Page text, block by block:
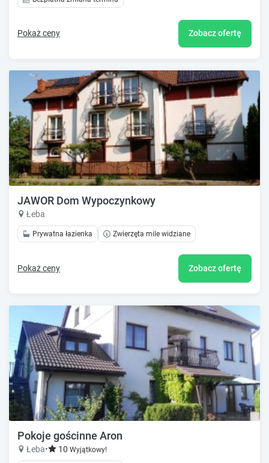
Pokaż ceny Zobacz ofertę
JAWOR Dom Wypoczynkowy
Łeba
Prywatna łazienka Zwierzęta mile widziane
Pokaż ceny Zobacz ofertę
Pokoje gościnne Aron
Łeba• 10 Wyjątkowy!